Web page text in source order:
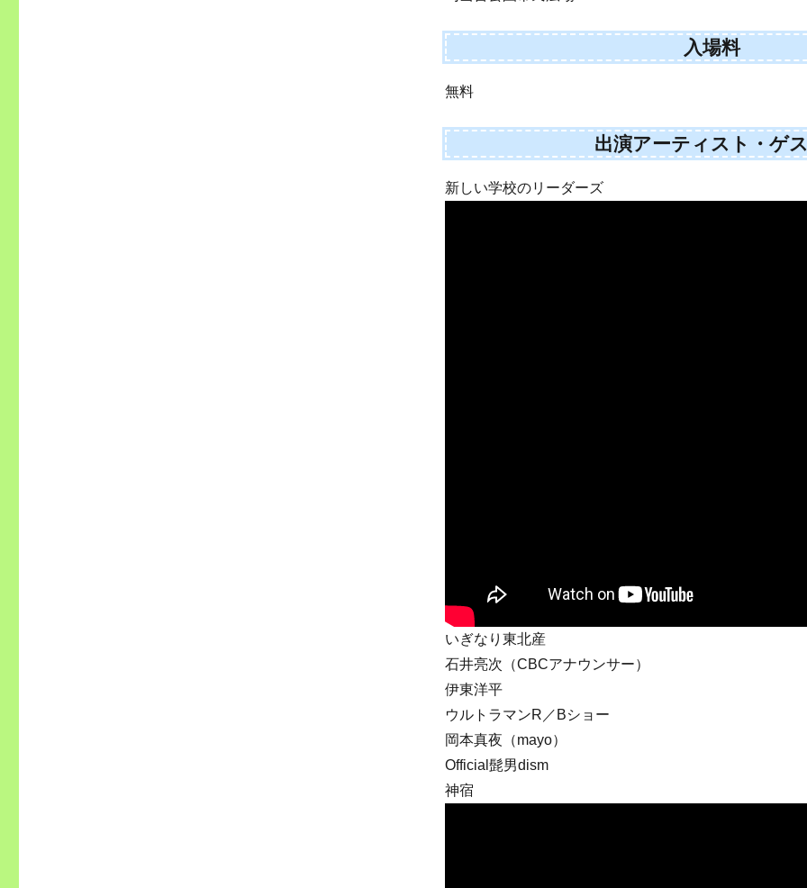
入場料
無料
出演アーティスト・ゲ
新しい学校のリーダーズ
いぎなり東北産
石井亮次（CBCアナウンサー）
伊東洋平
ウルトラマンR／Bショー
岡本真夜（mayo）
Official髭男dism
神宿